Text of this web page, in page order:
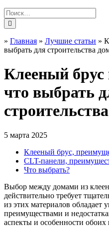
» Главная » Лучшие статьи »
выбрать для строительства
Клееный брус
что выбрать
5 марта 2025
Клееный брус,
CLT-панели,
Что выбрать?
Выбор между домами из
действительно требует
из этих материалов обладает
преимуществами и
аспекты и особенности обоих